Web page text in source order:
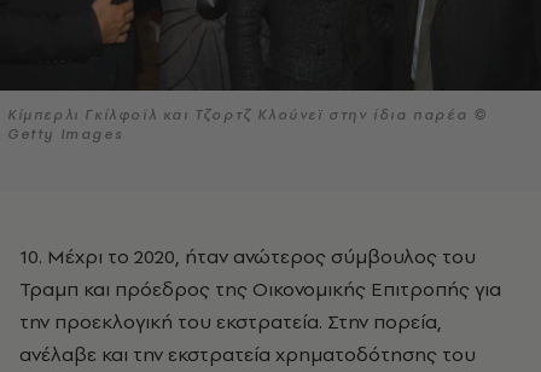
Κίμπερλι Γκίλφοϊλ και Τζορτζ Κλούνεϊ στην ίδια παρέα ©
Getty Images
10. Μέχρι το 2020, ήταν ανώτερος σύμβουλος του
Τραμπ και πρόεδρος της Οικονομικής Επιτροπής για
την προεκλογική του εκστρατεία. Στην πορεία,
ανέλαβε και την εκστρατεία χρηματοδότησης του